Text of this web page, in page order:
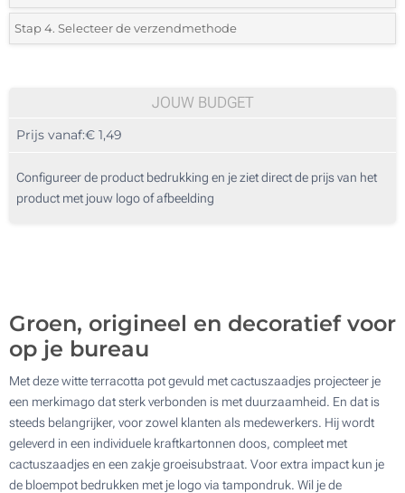
1 Kleur (In de bloempot)
3 Kleuren (In de bloempot)
Zonder opdruk
*Selecteer uit de lijst of voeg het gewenste aantal in
110
550
Stap 4. Selecteer de verzendmethode
JOUW BUDGET
Prijs vanaf:€ 1,49
Configureer de product bedrukking en je ziet direct de prijs van het
product met jouw logo of afbeelding
Groen, origineel en decoratief voor
op je bureau
Met deze witte terracotta pot gevuld met cactuszaadjes projecteer je
een merkimago dat sterk verbonden is met duurzaamheid. En dat is
steeds belangrijker, voor zowel klanten als medewerkers. Hij wordt
geleverd in een individuele kraftkartonnen doos, compleet met
cactuszaadjes en een zakje groeisubstraat. Voor extra impact kun je
de bloempot bedrukken met je logo via tampondruk. Wil je de